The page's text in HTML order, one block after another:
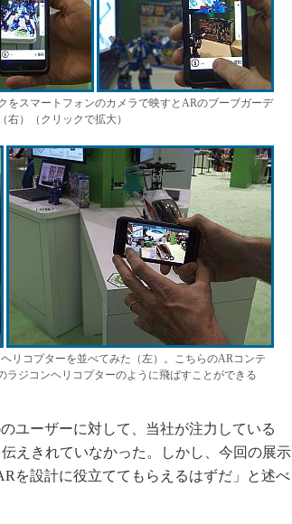
スマートフォンのカメラで映すとARのブーブガーデ
）（クリックで拡大）
リコプターを並べてみた（左）。こちらのARコンテ
ジコンヘリコプターのように飛ばすことができる
ユーザーに対して、当社が注力している
えきれていなかった。しかし、今回の展示
を設計に役立ててもらえるはずだ」と述べ